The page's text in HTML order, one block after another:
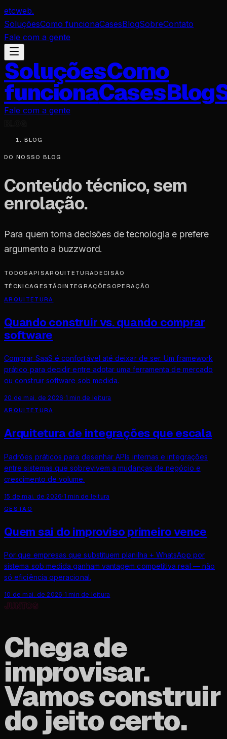
etcweb.
SoluçõesComo funcionaCasesBlogSobreContato
Fale com a gente
SoluçõesComo
funcionaCasesBlog
Fale com a gente
BLOG
DO NOSSO BLOG
Conteúdo técnico,sem
enrolação.
Para quem toma decisões de tecnologia e prefere
argumento a buzzword.
TODOS APISARQUITETURADECISÃO
TÉCNICAGESTÃOINTEGRAÇÕES OPERAÇÃO
ARQUITETURA
Quando construir vs. quando comprar
software
Comprar SaaS é confortável até deixar de ser. Um framework
prático para decidir entre adotar uma ferramenta de mercado
ou construir software sob medida.
20 de mai. de 2026· 1 min de leitura
ARQUITETURA
Arquitetura de integrações que escala
Padrões práticos para desenhar APIs internas e integrações
entre sistemas que sobrevivem a mudanças de negócio e
crescimento de volume.
15 de mai. de 2026· 1 min de leitura
GESTÃO
Quem sai do improviso primeiro vence
Por que empresas que substituem planilha + WhatsApp por
sistema sob medida ganham vantagem competitiva real — não
só eficiência operacional.
10 de mai. de 2026· 1 min de leitura
JUNTOS
Chega de
improvisar.
Vamos construir
do jeito certo.